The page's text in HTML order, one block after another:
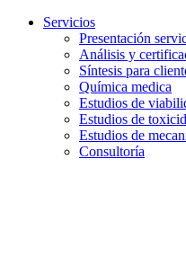
Servicios
Presentación
Análisis y
Síntesis para
Química medica
Estudios de
Estudios de
Estudios de
Consultoría